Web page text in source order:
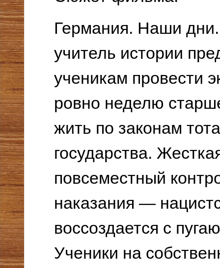
Германия. Наши
учитель истории
ученикам провести
ровно неделю
жить по законам
государства.
повсеместный
наказания —
воссоздается с
Ученики на